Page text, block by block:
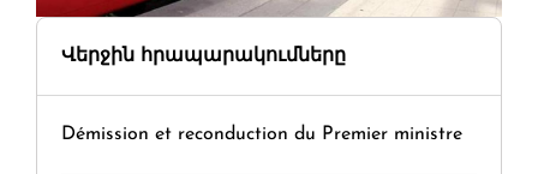
Վերջին հրապարակումները
Démission et reconduction du Premier ministre